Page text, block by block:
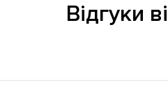
Відгуки